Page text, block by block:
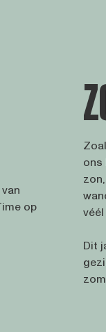
op
ons
Dit